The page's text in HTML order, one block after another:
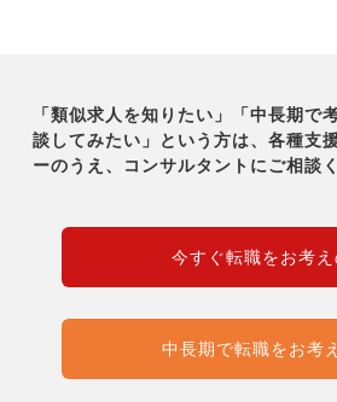
「類似求人を知りたい」「中長期で
談してみたい」という方は、各種支
ーのうえ、コンサルタントにご相談
今すぐ転職をお考
中長期で転職をお考